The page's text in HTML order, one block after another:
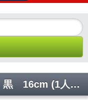
【耐熱ABS樹脂】 正角肉皿 黒 16cm (1人用) 焼肉 厨房 調理 器具 店舗 YA3-79-2 W165*D165*H33【代引き不可】